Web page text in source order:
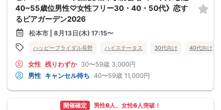
40~55歳位男性♡女性フリー30・40・50代》恋す
るビアガーデン2026
松本市 | 8月13日(木) 17:15〜
ハッピーブライダル長野 ハイステータス 30代向け 40代向け
女性 残りわずか 30〜59歳 3,000円
男性 キャンセル待ち 40〜59歳 11,000円
開催確定 男性6人、女性6人突破！